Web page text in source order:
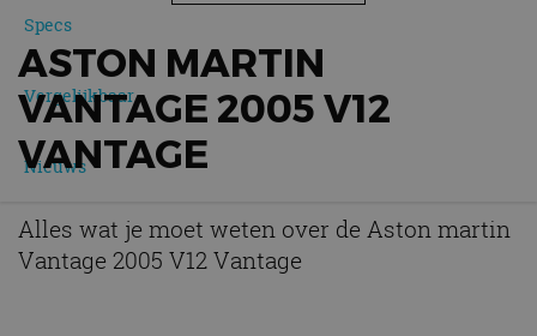
Specs
Vergelijkbaar
Nieuws
ASTON MARTIN
VANTAGE 2005 V12
VANTAGE
Alles wat je moet weten over de Aston martin
Vantage 2005 V12 Vantage